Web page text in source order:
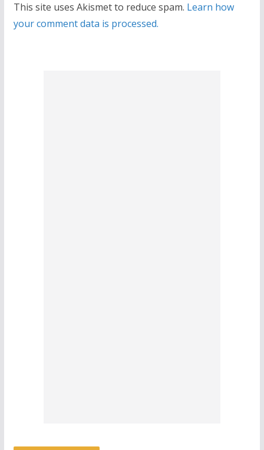
This site uses Akismet to reduce spam. Learn how
your comment data is processed.